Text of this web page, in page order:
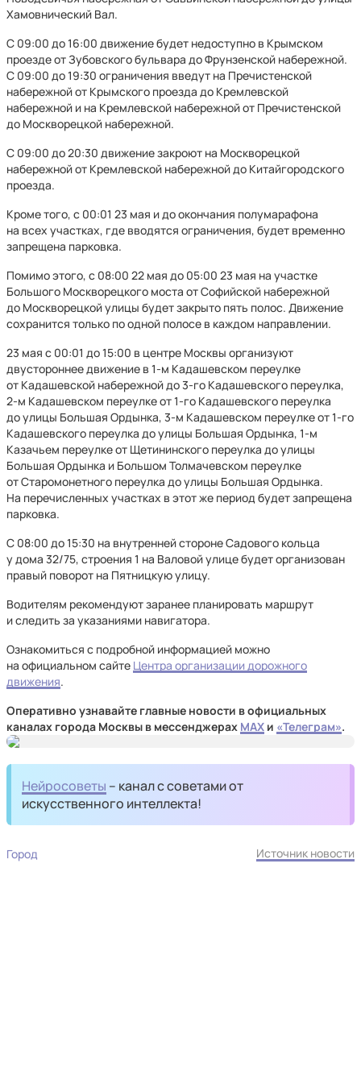
Хамовнический Вал.
С 09:00 до 16:00 движение будет недоступно в Крымском
проезде от Зубовского бульвара до Фрунзенской набережной.
С 09:00 до 19:30 ограничения введут на Пречистенской
набережной от Крымского проезда до Кремлевской
набережной и на Кремлевской набережной от Пречистенской
до Москворецкой набережной.
С 09:00 до 20:30 движение закроют на Москворецкой
набережной от Кремлевской набережной до Китайгородского
проезда.
Кроме того, с 00:01 23 мая и до окончания полумарафона
на всех участках, где вводятся ограничения, будет временно
запрещена парковка.
Помимо этого, с 08:00 22 мая до 05:00 23 мая на участке
Большого Москворецкого моста от Софийской набережной
до Москворецкой улицы будет закрыто пять полос. Движение
сохранится только по одной полосе в каждом направлении.
23 мая с 00:01 до 15:00 в центре Москвы организуют
двустороннее движение в 1-м Кадашевском переулке
от Кадашевской набережной до 3-го Кадашевского переулка,
2-м Кадашевском переулке от 1-го Кадашевского переулка
до улицы Большая Ордынка, 3-м Кадашевском переулке от 1-го
Кадашевского переулка до улицы Большая Ордынка, 1-м
Казачьем переулке от Щетининского переулка до улицы
Большая Ордынка и Большом Толмачевском переулке
от Старомонетного переулка до улицы Большая Ордынка.
На перечисленных участках в этот же период будет запрещена
парковка.
С 08:00 до 15:30 на внутренней стороне Садового кольца
у дома 32/75, строения 1 на Валовой улице будет организован
правый поворот на Пятницкую улицу.
Водителям рекомендуют заранее планировать маршрут
и следить за указаниями навигатора.
Ознакомиться с подробной информацией можно
на официальном сайте Центра организации дорожного
движения.
Оперативно узнавайте главные новости в официальных
каналах города Москвы в мессенджерах MAX и «Телеграм».
Нейросоветы – канал с советами от
искусственного интеллекта!
Город Источник новости